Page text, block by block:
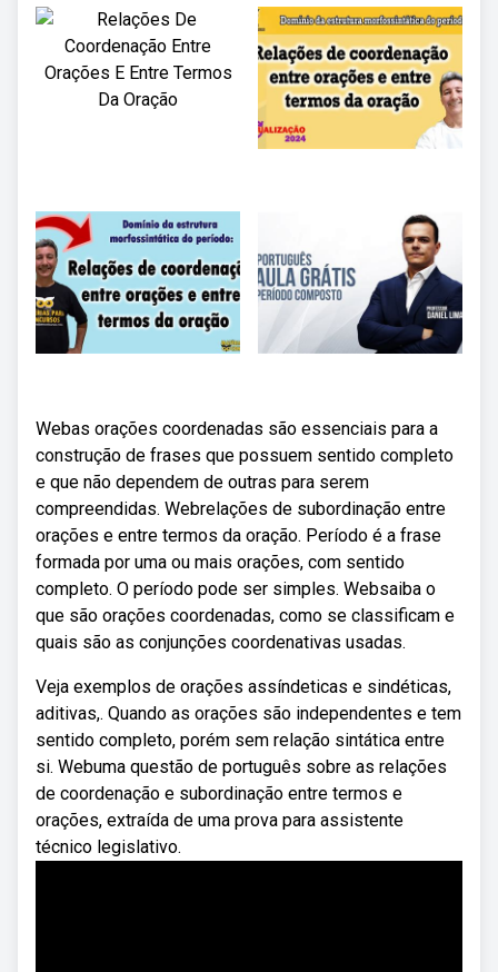
Webas orações coordenadas são essenciais para a
construção de frases que possuem sentido completo
e que não dependem de outras para serem
compreendidas. Webrelações de subordinação entre
orações e entre termos da oração. Período é a frase
formada por uma ou mais orações, com sentido
completo. O período pode ser simples. Websaiba o
que são orações coordenadas, como se classificam e
quais são as conjunções coordenativas usadas.
Veja exemplos de orações assíndeticas e sindéticas,
aditivas,. Quando as orações são independentes e tem
sentido completo, porém sem relação sintática entre
si. Webuma questão de português sobre as relações
de coordenação e subordinação entre termos e
orações, extraída de uma prova para assistente
técnico legislativo.